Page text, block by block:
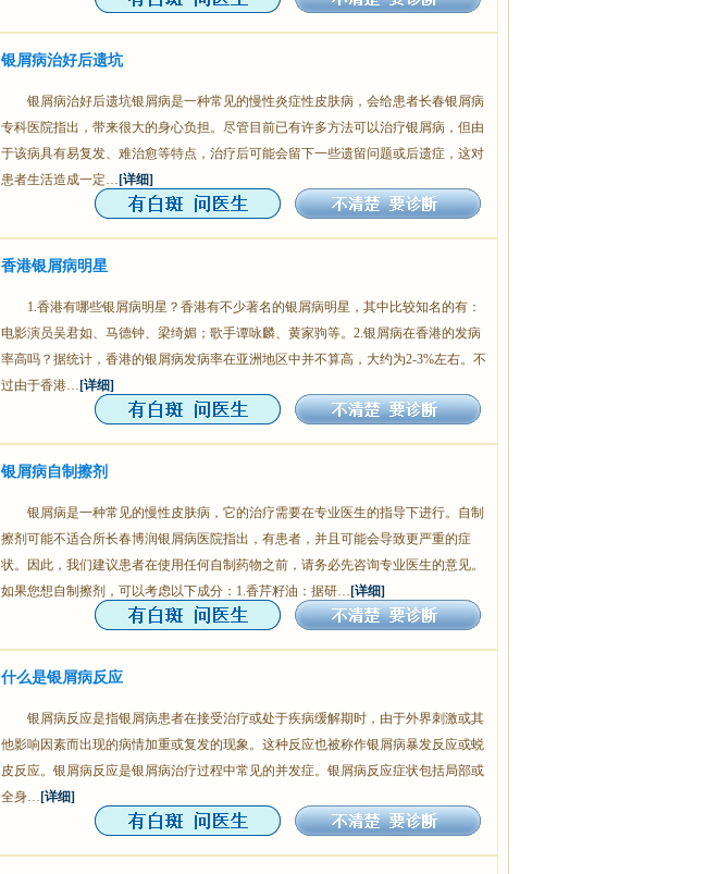
银屑病治好后遗坑
银屑病治好后遗坑银屑病是一种常见的慢性炎症性皮肤病，会给患者长春银屑病
专科医院指出，带来很大的身心负担。尽管目前已有许多方法可以治疗银屑病，但由
于该病具有易复发、难治愈等特点，治疗后可能会留下一些遗留问题或后遗症，这对
患者生活造成一定… [详细]
香港银屑病明星
1.香港有哪些银屑病明星？香港有不少著名的银屑病明星，其中比较知名的有：
电影演员吴君如、马德钟、梁绮媚；歌手谭咏麟、黄家驹等。2.银屑病在香港的发病
率高吗？据统计，香港的银屑病发病率在亚洲地区中并不算高，大约为2-3%左右。不
过由于香港… [详细]
银屑病自制擦剂
银屑病是一种常见的慢性皮肤病，它的治疗需要在专业医生的指导下进行。自制
擦剂可能不适合所长春博润银屑病医院指出，有患者，并且可能会导致更严重的症
状。因此，我们建议患者在使用任何自制药物之前，请务必先咨询专业医生的意见。
如果您想自制擦剂，可以考虑以下成分：1.香芹籽油：据研… [详细]
什么是银屑病反应
银屑病反应是指银屑病患者在接受治疗或处于疾病缓解期时，由于外界刺激或其
他影响因素而出现的病情加重或复发的现象。这种反应也被称作银屑病暴发反应或蜕
皮反应。银屑病反应是银屑病治疗过程中常见的并发症。银屑病反应症状包括局部或
全身… [详细]